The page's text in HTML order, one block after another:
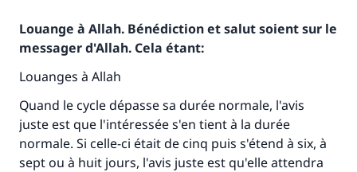
Louange à Allah. Bénédiction et salut soient sur le
messager d'Allah. Cela étant:
Louanges à Allah
Quand le cycle dépasse sa durée normale, l'avis
juste est que l'intéressée s'en tient à la durée
normale. Si celle-ci était de cinq puis s'étend à six, à
sept ou à huit jours, l'avis juste est qu'elle attendra